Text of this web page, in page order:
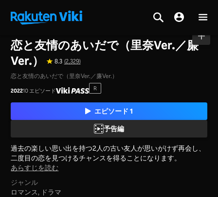
恋と友情のあいだで（里奈Ver.／廉
Ver.）
8.3 (2,329)
恋と友情のあいだで（里奈Ver.／廉Ver.）
202210 エピソード R
エピソード 1
予告編
過去の楽しい思い出を持つ2人の古い友人が思いがけず再会し、
二度目の恋を見つけるチャンスを得ることになります。
あらすじを読む
ジャンル
ロマンス, ドラマ